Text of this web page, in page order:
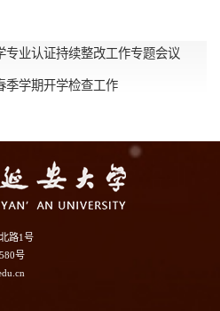
专业认证持续整改工作专题会议
季学期开学检查工作
路1号
号